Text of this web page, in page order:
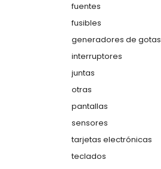
fuentes
fusibles
generadores de gotas
interruptores
juntas
otras
pantallas
sensores
tarjetas electrónicas
teclados